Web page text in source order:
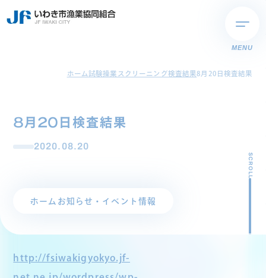
MENU
ホーム試験操業スクリーニング検査結果8月20日検査結果
8月20日検査結果
2020.08.20
ホーム お知らせ・イベント情報
SCROLL
http://fsiwakigyokyo.jf-